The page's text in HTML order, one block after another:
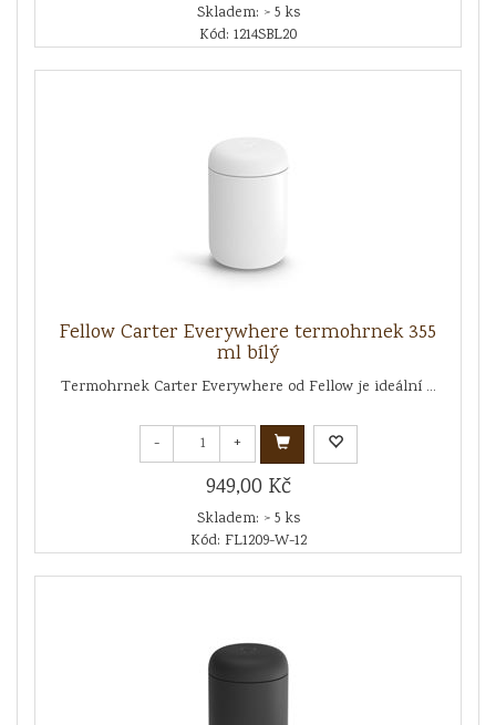
Skladem: > 5 ks
Kód: 1214SBL20
Fellow Carter Everywhere termohrnek 355
ml bílý
Termohrnek Carter Everywhere od Fellow je ideální ...
- +
949,00 Kč
Skladem: > 5 ks
Kód: FL1209-W-12